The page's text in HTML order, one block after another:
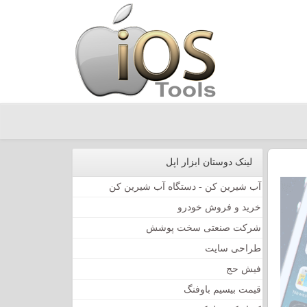
لینک دوستان ابزار اپل
آب شیرین کن - دستگاه آب شیرین کن
خرید و فروش خودرو
شرکت صنعتی سخت پوشش
طراحی سایت
فیش حج
قیمت بیسیم باوفنگ